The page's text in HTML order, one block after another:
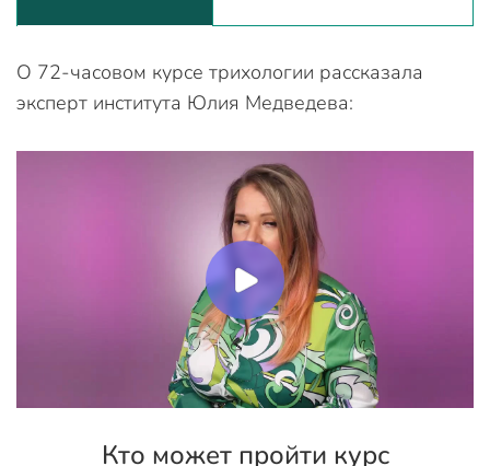
О 72-часовом курсе трихологии рассказала
эксперт института Юлия Медведева:
Кто может пройти курс